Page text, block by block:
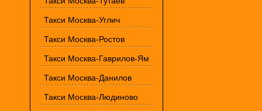
Такси Москва-Углич
Такси Москва-Ростов
Такси Москва-Гаврилов-Ям
Такси Москва-Данилов
Такси Москва-Людиново